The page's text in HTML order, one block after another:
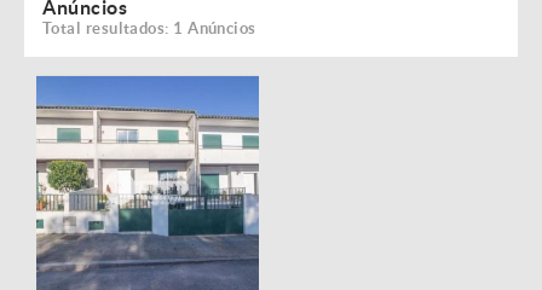
Anúncios
Total resultados: 1 Anúncios